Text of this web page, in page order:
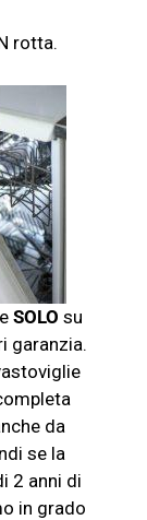
rotta.
SOLO su
garanzia.
da
se la
2 anni di
in grado